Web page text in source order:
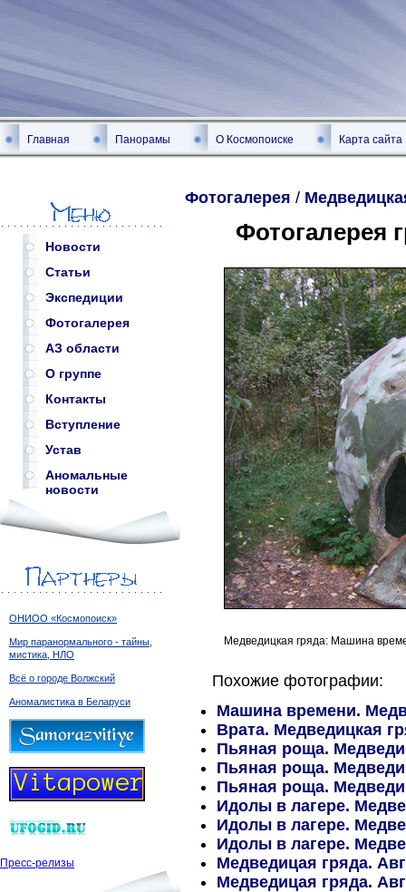
Главная Панорамы О Космопоиске Карта сайта
Новости
Статьи
Экспедиции
Фотогалерея
АЗ области
О группе
Контакты
Вступление
Устав
Аномальные
новости
ОНИОО «Космопоиск»
Мир паранормального - тайны,
мистика, НЛО
Всё о городе Волжский
Аномалистика в Беларуси
Пресс-релизы
Фотогалерея /
Фотогалерея
Медведицкая гряда: Машина
Похожие фотографии:
Машина времени.
Врата. Медведицкая
Пьяная роща.
Пьяная роща.
Пьяная роща.
Идолы в лагере.
Идолы в лагере.
Идолы в лагере.
Медведицая гряда.
Медведицая гряда.